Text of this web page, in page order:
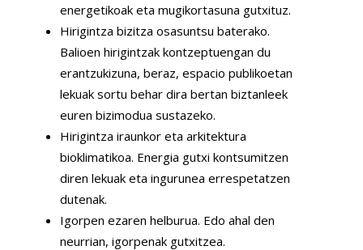
energetikoak eta mugikortasuna gutxituz.
Hirigintza bizitza osasuntsu baterako.
Balioen hirigintzak kontzeptuengan du
erantzukizuna, beraz, espacio publikoetan
lekuak sortu behar dira bertan biztanleek
euren bizimodua sustazeko.
Hirigintza iraunkor eta arkitektura
bioklimatikoa. Energia gutxi kontsumitzen
diren lekuak eta ingurunea errespetatzen
dutenak.
Igorpen ezaren helburua. Edo ahal den
neurrian, igorpenak gutxitzea.